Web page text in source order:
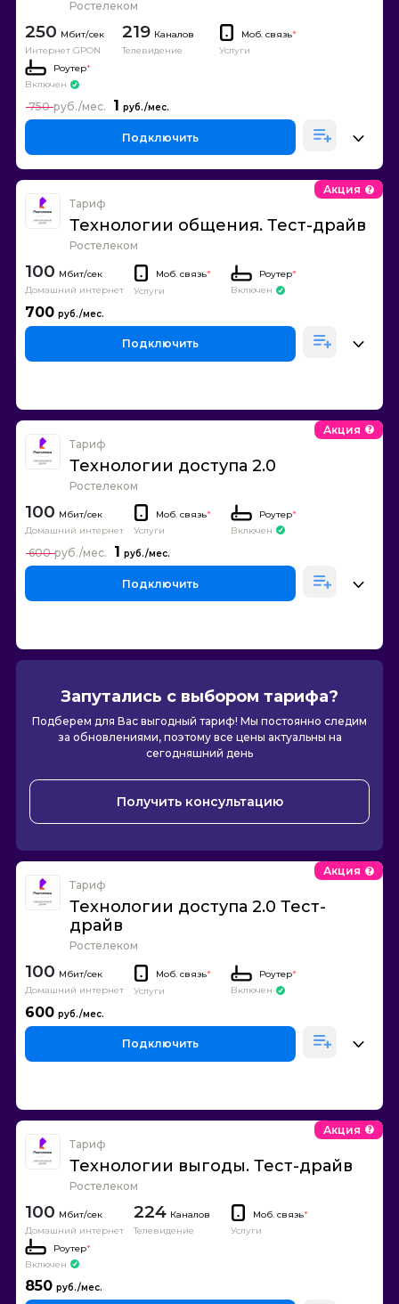
Ростелеком
250
Интернет GPON
219 Каналов
Телевидение
Моб. связь*
Услуги
Роутер*
Включен
1
750
Подключить
Тариф
Технологии общения. Тест-драйв
Ростелеком
Акция
100
Домашний интернет
Моб. связь*
Услуги
Роутер*
Включен
700
Подключить
Тариф
Технологии доступа 2.0
Ростелеком
Акция
100
Домашний интернет
Моб. связь*
Услуги
Роутер*
Включен
1
600
Подключить
Запутались с выбором тарифа?
Подберем для Вас выгодный тариф! Мы постоянно следим
за обновлениями, поэтому все цены актуальны на
сегодняшний день
Получить консультацию
Тариф
Технологии доступа 2.0 Тест-
драйв
Ростелеком
Акция
100
Домашний интернет
Моб. связь*
Услуги
Роутер*
Включен
600
Подключить
Тариф
Технологии выгоды. Тест-драйв
Ростелеком
Акция
100
Домашний интернет
224 Каналов
Телевидение
Моб. связь*
Услуги
Роутер*
Включен
850